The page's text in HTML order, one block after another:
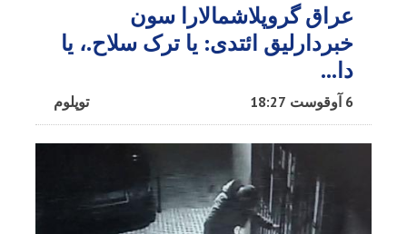
عراق گروپلاشمالارا سون
خبردارلیق ائتدی: یا ترک سلاح.، یا
دا…
توپلوم 6 آوقوست 18:27